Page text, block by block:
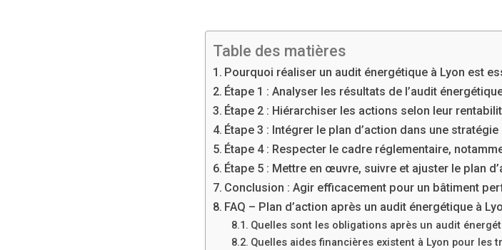
Table des matières
Pourquoi réaliser un audit énergétique à Lyon est
Étape 1 : Analyser les résultats de l’audit
Étape 2 : Hiérarchiser les actions selon leur
Étape 3 : Intégrer le plan d’action dans une
Étape 4 : Respecter le cadre réglementaire,
Étape 5 : Mettre en œuvre, suivre et ajuster le plan
Conclusion : Agir efficacement pour un bâtiment
FAQ – Plan d’action après un audit énergétique à
Quelles sont les obligations après un audit
Quelles aides financières existent à Lyon pour les